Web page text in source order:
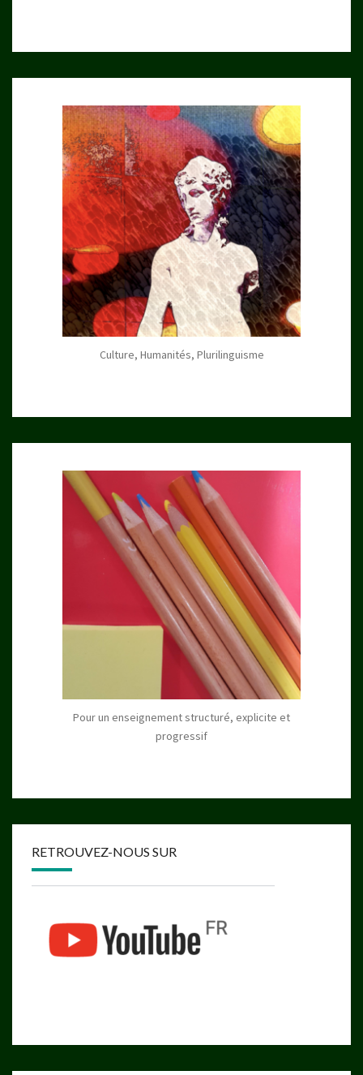
Culture, Humanités, Plurilinguisme
Pour un enseignement structuré, explicite et
progressif
RETROUVEZ-NOUS SUR